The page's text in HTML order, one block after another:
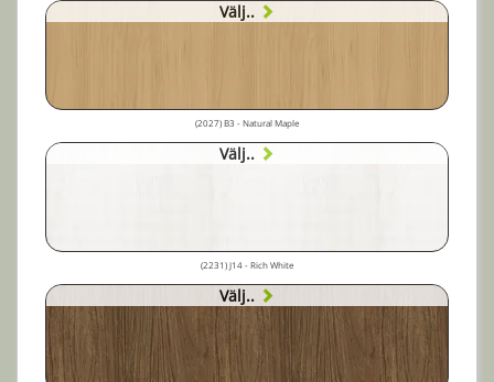
Välj..
(2027) B3 - Natural Maple
Välj..
(2231) J14 - Rich White
Välj..